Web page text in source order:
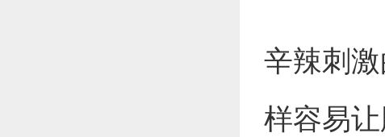
辛辣刺
样容易